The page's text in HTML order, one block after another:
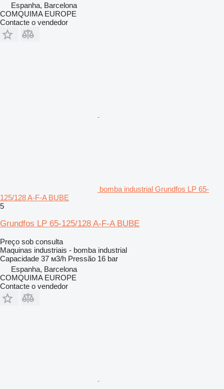
Espanha, Barcelona
COMQUIMA EUROPE
Contacte o vendedor
bomba industrial Grundfos LP 65-
125/128 A-F-A BUBE
5
Grundfos LP 65-125/128 A-F-A BUBE
Preço sob consulta
Maquinas industriais - bomba industrial
Capacidade 37 м3/h Pressão 16 bar
Espanha, Barcelona
COMQUIMA EUROPE
Contacte o vendedor